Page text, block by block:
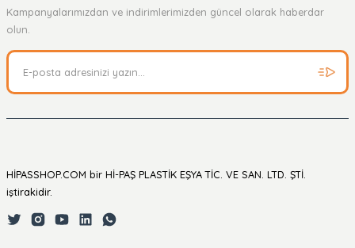
Kampanyalarımızdan ve indirimlerimizden güncel olarak haberdar
olun.
HİPASSHOP.COM bir Hİ-PAŞ PLASTİK EŞYA TİC. VE SAN. LTD. ŞTİ.
iştirakidir.